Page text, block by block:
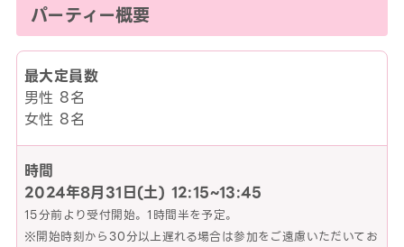
パーティー概要
最大定員数
男性 8名
女性 8名
時間
2024年8月31日(土) 12:15~13:45
15分前より受付開始。1時間半を予定。
※開始時刻から30分以上遅れる場合は参加をご遠慮いただいてお